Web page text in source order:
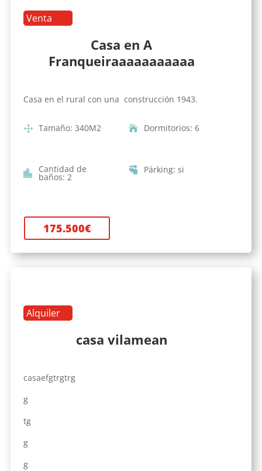
Venta
Casa en A
Franqueiraaaaaaaaaaa
Casa en el rural con una construcción 1943.
Tamaño: 340M2 Dormitorios: 6
Cantidad de
baños: 2
Párking: si
175.500€
Alquiler
casa vilamean
casaefgtrgtrg
g
tg
g
g